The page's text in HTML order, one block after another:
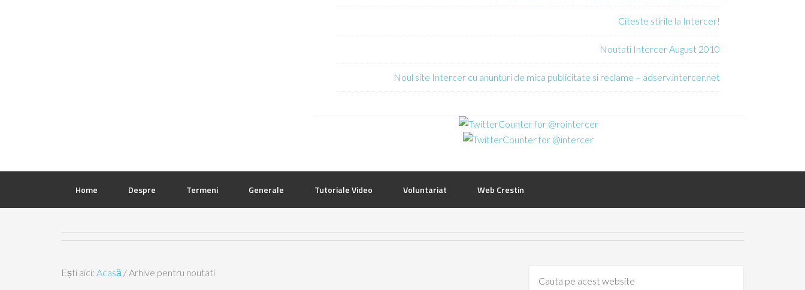
Citeste stirile la Intercer!
Noutati Intercer August 2010
Noul site Intercer cu anunturi de mica publicitate si reclame – adserv.intercer.net
Home Despre Termeni Generale Tutoriale Video Voluntariat Web Crestin
Ești aici: Acasă /Arhive pentru noutati